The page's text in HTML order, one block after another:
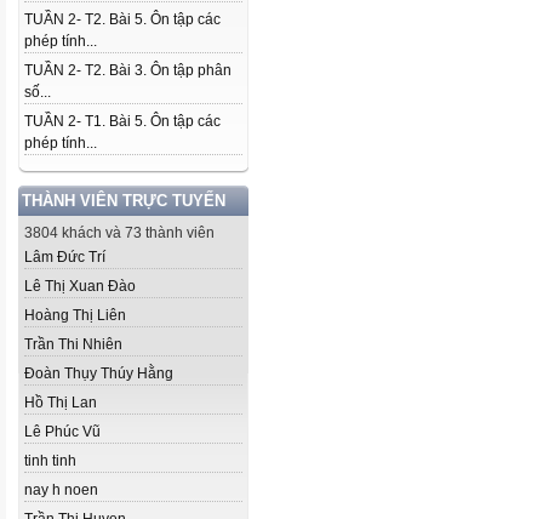
TUẦN 2- T2. Bài 5. Ôn tập các
phép tính...
TUẦN 2- T2. Bài 3. Ôn tập phân
số...
TUẦN 2- T1. Bài 5. Ôn tập các
phép tính...
THÀNH VIÊN TRỰC TUYẾN
3804 khách và 73 thành viên
Lâm Đức Trí
Lê Thị Xuan Đào
Hoàng Thị Liên
Trần Thi Nhiên
Đoàn Thụy Thúy Hằng
Hồ Thị Lan
Lê Phúc Vũ
tinh tinh
nay h noen